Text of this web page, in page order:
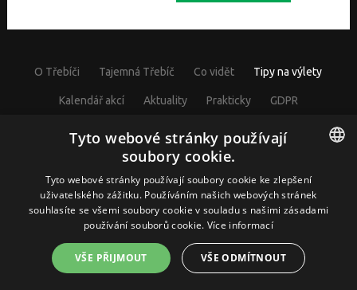
O Třebíči Tajemná Třebíč Co vidět Tipy na výlety
Kalendář akcí Aktuality Prakticky GDPR
© Visit Třebíč 2017
Město Třebíč, Karlovo nám. 104/55, 67401 Třebíč, IČ: 00290629
CZECH
GERMAN
ENGLISH
Tyto webové stránky používají
soubory cookie.
Tyto webové stránky používají soubory cookie ke zlepšení
uživatelského zážitku. Používáním našich webových stránek
souhlasíte se všemi soubory cookie v souladu s našimi zásadami
používání souborů cookie. Více informací
VŠE PŘIJMOUT VŠE ODMÍTNOUT